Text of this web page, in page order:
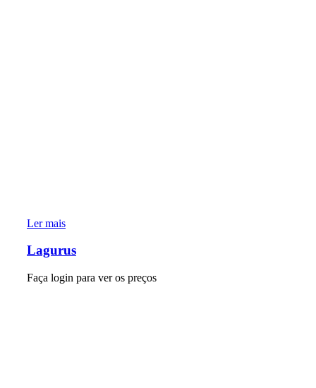
Ler mais
Lagurus
Faça login para ver os preços